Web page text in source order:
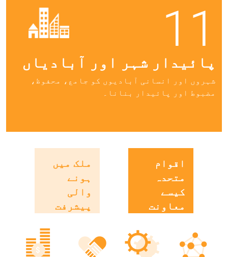
11
پائیدار شہر اور آبادیاں
شہروں اور انسانی آبادیوں کو جامع، محفوظ،
مضبوط اور پائیدار بنانا۔
اقوام
متحدہ
کیسے
معاونت
ملک میں
ہونے
والی
پیشرفت